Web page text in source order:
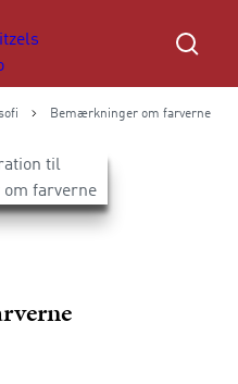
Bemærkninger om farverne